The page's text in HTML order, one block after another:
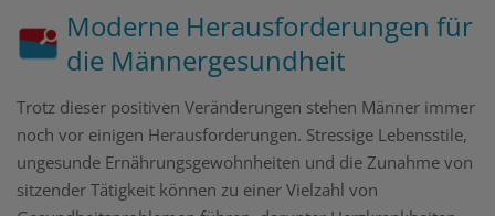
Moderne Herausforderungen für
die Männergesundheit
Trotz dieser positiven Veränderungen stehen Männer immer
noch vor einigen Herausforderungen. Stressige Lebensstile,
ungesunde Ernährungsgewohnheiten und die Zunahme von
sitzender Tätigkeit können zu einer Vielzahl von